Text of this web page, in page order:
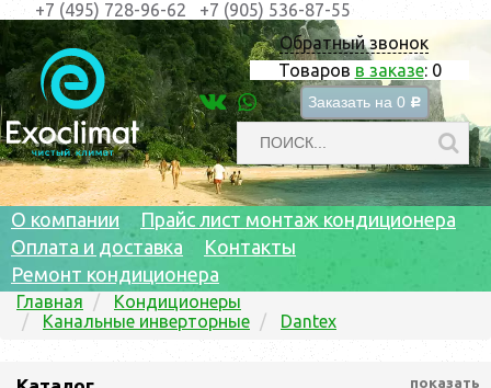
Обратный звонок
Товаров в заказе: 0
Заказать на 0 c
+7 (495) 728-96-62 +7 (905) 536-87-55
О компании
Прайс лист монтаж кондиционера
Оплата и доставка
Контакты
Ремонт кондиционера
Главная
Кондиционеры
Канальные инверторные
Dantex
показать